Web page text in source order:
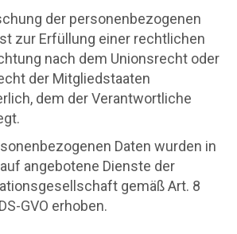
der personenbezogenen
zur Erfüllung einer rechtlichen
nach dem Unionsrecht oder
der Mitgliedstaaten
dem der Verantwortliche
Daten wurden in
angebotene Dienste der
gemäß Art. 8
GVO erhoben.